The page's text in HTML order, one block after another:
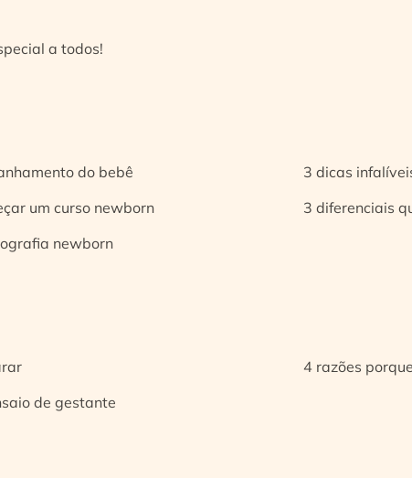
a todos!
do bebê
3 dicas
um curso newborn
3 diferenciais
newborn
4 razões
de gestante